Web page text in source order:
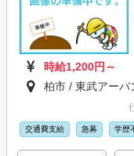
時給1,200円～
柏市 / 東武アーバ
交通費支給 急募 学歴